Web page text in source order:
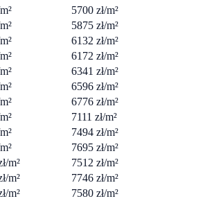
5700 zł/m²
5875 zł/m²
6132 zł/m²
6172 zł/m²
6341 zł/m²
6596 zł/m²
6776 zł/m²
7111 zł/m²
7494 zł/m²
7695 zł/m²
m²
7512 zł/m²
m²
7746 zł/m²
m²
7580 zł/m²